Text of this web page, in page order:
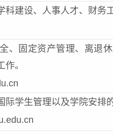
建设、人事人才、财务工
、固定资产管理、离退
。
学生管理以及学院安排